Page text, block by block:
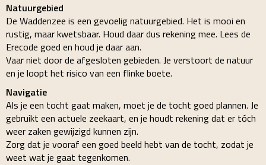
Natuurgebied
De Waddenzee is een gevoelig natuurgebied. Het is mooi en
rustig, maar kwetsbaar. Houd daar dus rekening mee. Lees de
Erecode goed en houd je daar aan.
Vaar niet door de afgesloten gebieden. Je verstoort de natuur
en je loopt het risico van een flinke boete.
Navigatie
Als je een tocht gaat maken, moet je de tocht goed plannen. Je
gebruikt een actuele zeekaart, en je houdt rekening dat er tóch
weer zaken gewijzigd kunnen zijn.
Zorg dat je vooraf een goed beeld hebt van de tocht, zodat je
weet wat je gaat tegenkomen.